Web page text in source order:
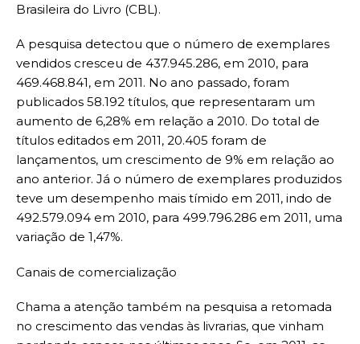
Brasileira do Livro (CBL).
A pesquisa detectou que o número de exemplares
vendidos cresceu de 437.945.286, em 2010, para
469.468.841, em 2011. No ano passado, foram
publicados 58.192 títulos, que representaram um
aumento de 6,28% em relação a 2010. Do total de
títulos editados em 2011, 20.405 foram de
lançamentos, um crescimento de 9% em relação ao
ano anterior. Já o número de exemplares produzidos
teve um desempenho mais tímido em 2011, indo de
492.579.094 em 2010, para 499.796.286 em 2011, uma
variação de 1,47%.
Canais de comercialização
Chama a atenção também na pesquisa a retomada
no crescimento das vendas às livrarias, que vinham